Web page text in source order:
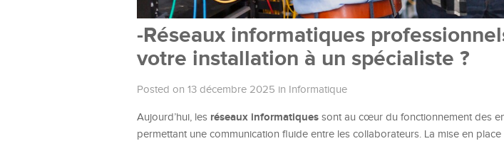
-Réseaux informatiques
votre installation à un spécialiste ?
Posted on 13 décembre 2025 in Informatique
Aujourd’hui, les réseaux informatiques sont au cœur du fonctionnement des
permettant une communication fluide entre les collaborateurs. La mise en